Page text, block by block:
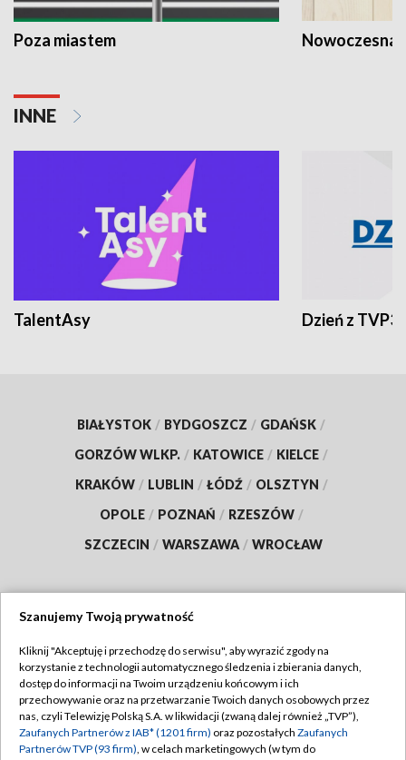
Poza miastem Nowoczesna
INNE
TalentAsy Dzień z TVP3
BIAŁYSTOK / BYDGOSZCZ / GDAŃSK /
GORZÓW WLKP. / KATOWICE / KIELCE /
KRAKÓW / LUBLIN / ŁÓDŹ / OLSZTYN /
OPOLE / POZNAŃ / RZESZÓW /
SZCZECIN / WARSZAWA / WROCŁAW
TVP
Abonament TVP
Emisja w TVP
Regulamin TVP
Polityka prywatności
Szanujemy Twoją prywatność
Kliknij "Akceptuję i przechodzę do serwisu", aby wyrazić zgody na
korzystanie z technologii automatycznego śledzenia i zbierania danych,
dostęp do informacji na Twoim urządzeniu końcowym i ich
przechowywanie oraz na przetwarzanie Twoich danych osobowych przez
nas, czyli Telewizję Polską S.A. w likwidacji (zwaną dalej również „TVP”),
Zaufanych Partnerów z IAB* (1201 firm) oraz pozostałych Zaufanych
Partnerów TVP (93 firm), w celach marketingowych (w tym do